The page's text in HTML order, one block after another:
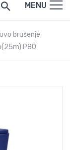
MENU
brušenje
P80